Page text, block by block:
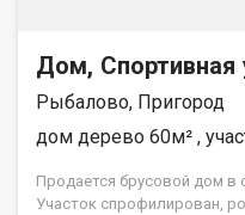
Дом, Спортивная
Рыбалово, Пригород
дом дерево 60м² ,
Продается брусовой дом в
Участок спрофилирован,